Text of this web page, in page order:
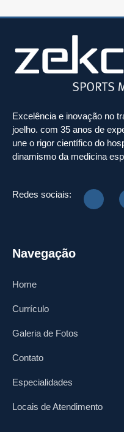
Excelência e inovação no
joelho. com 35 anos de
une o rigor científico do
dinamismo da medicina
Redes sociais:
Navegação
Home
Currículo
Galeria de Fotos
Contato
Especialidades
Locais de Atendimento